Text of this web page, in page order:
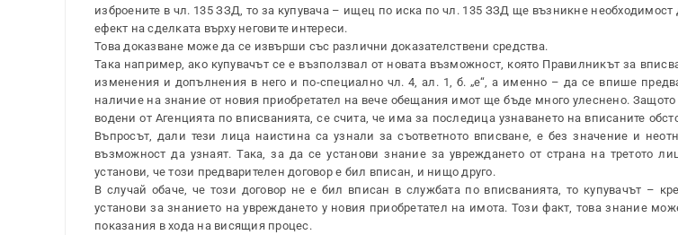
изброените в чл. 135 ЗЗД, то за купувача – ищец по иска по чл. 135 ЗЗД ще възникне
ефект на сделката върху неговите интереси.
Това доказване може да се извърши със различни доказателствени средства.
Така например, ако купувачът се е възползвал от новата възможност, която Правилникът за
изменения и допълнения в него и по-специално чл. 4, ал. 1, б. „е“, а именно – да се впише
наличие на знание от новия приобретател на вече обещания имот ще бъде много улеснено. Защото
водени от Агенцията по вписванията, се счита, че има за последица узнаването на вписаните
Въпросът, дали тези лица наистина са узнали за съответното вписване, е без значение и
възможност да узнаят. Така, за да се установи знание за увреждането от страна на третото
установи, че този предварителен договор е бил вписан, и нищо друго.
В случай обаче, че този договор не е бил вписан в службата по вписванията, то купувачът –
установи за знанието на увреждането у новия приобретател на имота. Този факт, това знание
показания в хода на висящия процес.